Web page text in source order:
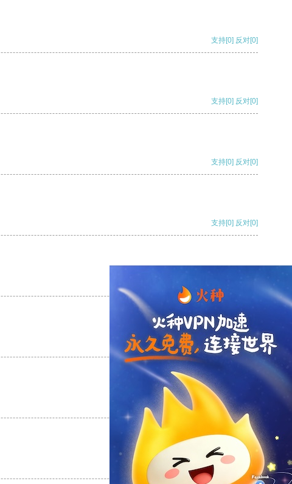
支持[0] 反对[0]
支持[0] 反对[0]
支持[0] 反对[0]
支持[0] 反对[0]
支持 [0] 反对[0]
支持[0] 反对
支持[0] 反对[0]